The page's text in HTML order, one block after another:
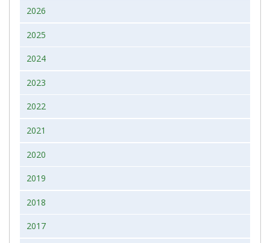
2026
2025
2024
2023
2022
2021
2020
2019
2018
2017